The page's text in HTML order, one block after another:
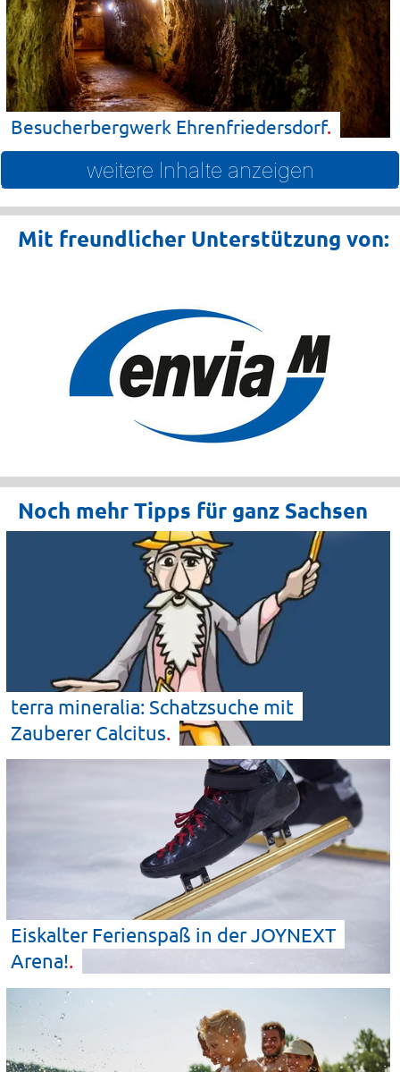
Besucherbergwerk Ehrenfriedersdorf
weitere Inhalte anzeigen
Mit freundlicher Unterstützung von:
Noch mehr Tipps für ganz Sachsen
terra mineralia: Schatzsuche mit
ZaubererCalcitus
Eiskalter Ferienspaß in der JOYNEXT
Arena!